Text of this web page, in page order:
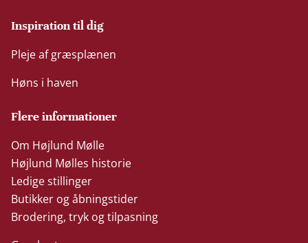
Inspiration til dig
Pleje af græsplænen
Høns i haven
Flere informationer
Om Højlund Mølle
Højlund Mølles historie
Ledige stillinger
Butikker og åbningstider
Brodering, tryk og tilpasning